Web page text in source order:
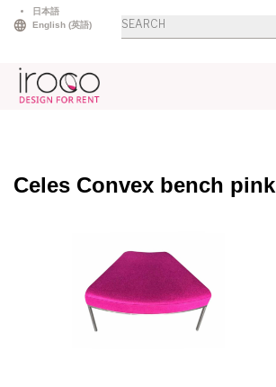
日本語
English (英語)
商
品
Celes Convex bench pink